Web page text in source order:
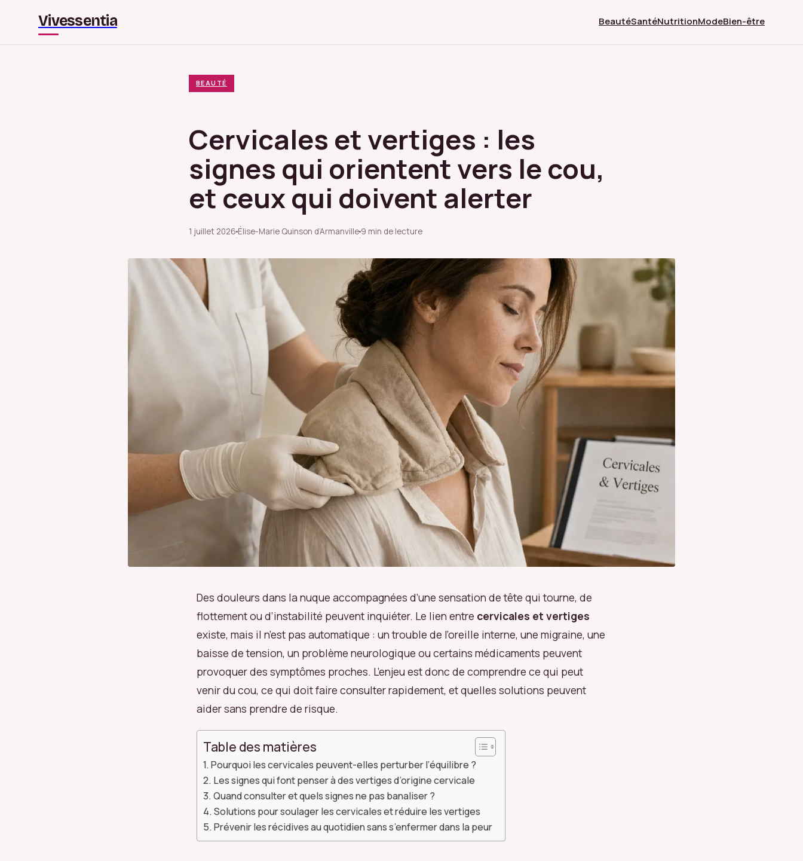
Vivessentia BeautéSantéNutritionModeBien-être
BEAUTÉ
Cervicales et vertiges : les
signes qui orientent vers le cou,
et ceux qui doivent alerter
1 juillet 2026
·
Élise-Marie Quinson d’Armanville
·
9 min de lecture
Des douleurs dans la nuque accompagnées d’une sensation de tête qui tourne, de
flottement ou d’instabilité peuvent inquiéter. Le lien entre cervicales et vertiges
existe, mais il n’est pas automatique : un trouble de l’oreille interne, une migraine, une
baisse de tension, un problème neurologique ou certains médicaments peuvent
provoquer des symptômes proches. L’enjeu est donc de comprendre ce qui peut
venir du cou, ce qui doit faire consulter rapidement, et quelles solutions peuvent
aider sans prendre de risque.
Table des matières
Pourquoi les cervicales peuvent-elles perturber l’équilibre ?
Les signes qui font penser à des vertiges d’origine cervicale
Quand consulter et quels signes ne pas banaliser ?
Solutions pour soulager les cervicales et réduire les vertiges
Prévenir les récidives au quotidien sans s’enfermer dans la peur